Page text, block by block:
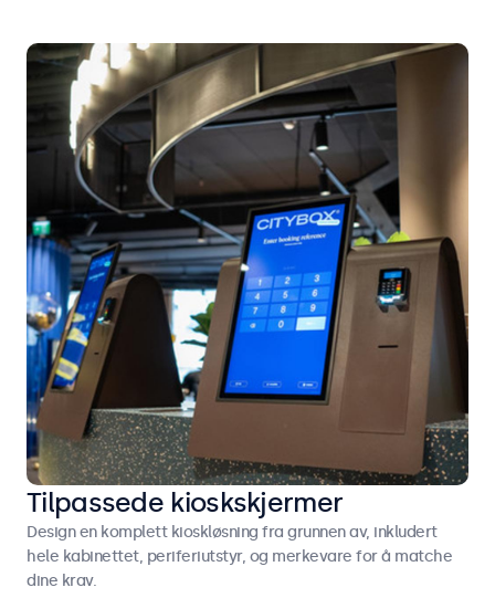
Tilpassede kioskskjermer
Design en komplett kioskløsning fra grunnen av, inkludert
hele kabinettet, periferiutstyr, og merkevare for å matche
dine krav.